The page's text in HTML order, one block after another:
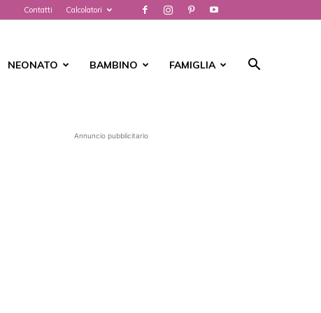
Contatti Calcolatori
NEONATO BAMBINO FAMIGLIA
Annuncio pubblicitario